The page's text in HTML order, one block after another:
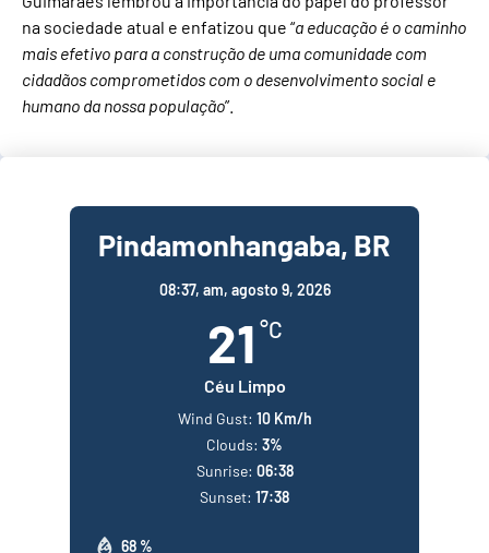
na sociedade atual e enfatizou que “a educação é o caminho
mais efetivo para a construção de uma comunidade com
cidadãos comprometidos com o desenvolvimento social e
humano da nossa população”.
Pindamonhangaba, BR
08:37, am, agosto 9, 2026
21 °C
Céu Limpo
68 %
Wind Gust: 10 Km/h
Clouds: 3%
Sunrise: 06:38
Sunset: 17:38